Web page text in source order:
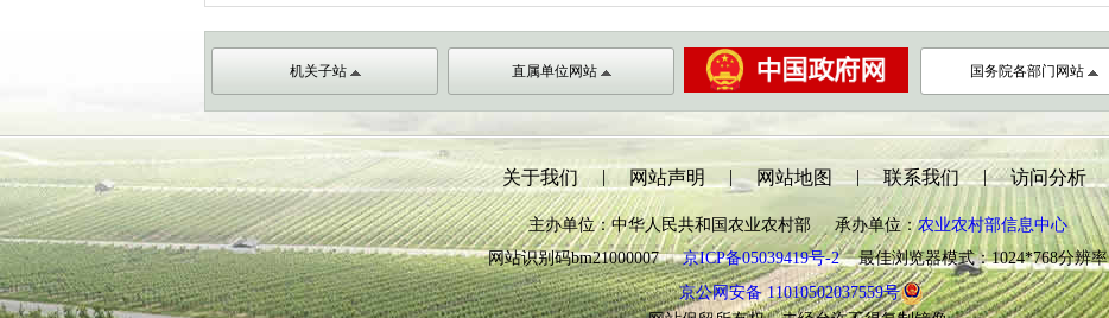
机关子站 直属单位网站 国务院各部门网站
关于我们 | 网站声明 | 网站地图 | 联系我们 | 访问分析
主办单位：中华人民共和国农业农村部 承办单位：农业农村部信息中心
网站识别码bm21000007京ICP备05039419号-2最佳浏览器模式：1024*768分辨率
京公网安备 11010502037559号